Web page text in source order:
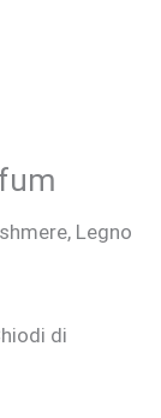
Legno
di